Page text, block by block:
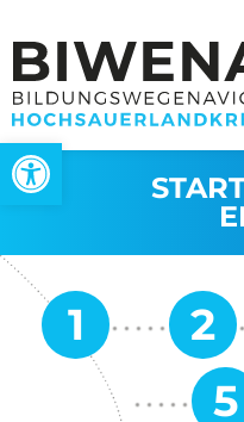
Werkzeugleiste öffnen